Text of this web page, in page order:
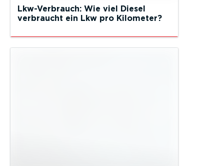
Lkw-Verbrauch: Wie viel Diesel
verbraucht ein Lkw pro Kilometer?